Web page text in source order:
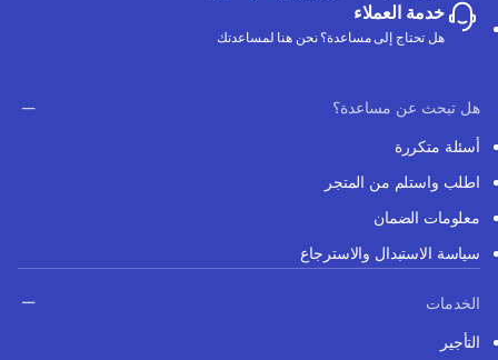
خدمة العملاء
هل تحتاج إلى مساعدة؟ نحن هنا لمساعدتك
هل تبحث عن مساعدة؟
أسئلة متكررة
اطلب واستلم من المتجر
معلومات الضمان
سياسة الاستبدال والاسترجاع
الخدمات
التأجير